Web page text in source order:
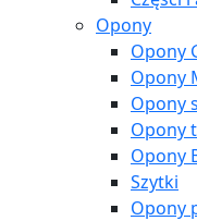
Opony
Opony
Opony
Opony
Opony
Opony
Szytki
Opony